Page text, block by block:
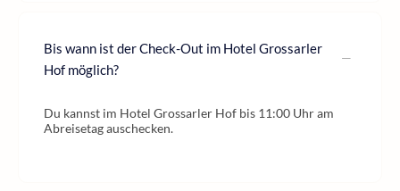
Bis wann ist der Check-Out im Hotel Grossarler
Hof möglich?
Du kannst im Hotel Grossarler Hof bis 11:00 Uhr am
Abreisetag auschecken.